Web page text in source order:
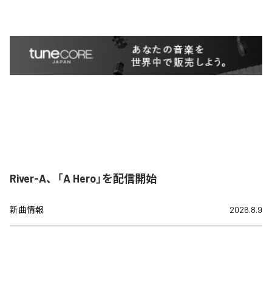
River-A、「A Hero」を配信開始
新曲情報 2026.8.9